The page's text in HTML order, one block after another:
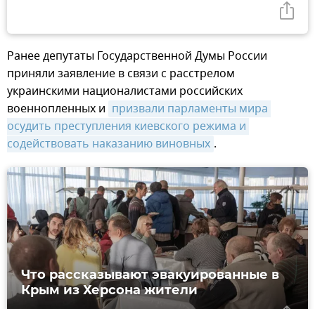
Ранее депутаты Государственной Думы России
приняли заявление в связи с расстрелом
украинскими националистами российских
военнопленных и призвали парламенты мира
осудить преступления киевского режима и
содействовать наказанию виновных .
Что рассказывают эвакуированные в
Крым из Херсона жители